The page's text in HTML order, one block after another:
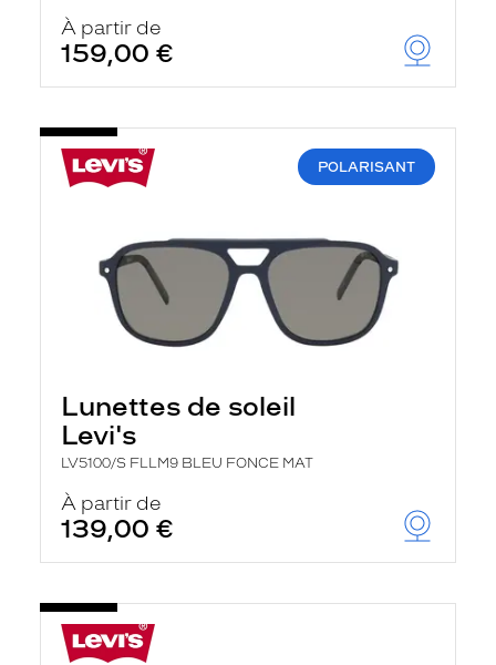
À partir de
159,00 €
POLARISANT
Lunettes de soleil
Levi's
LV5100/S FLLM9 BLEU FONCE MAT
À partir de
139,00 €